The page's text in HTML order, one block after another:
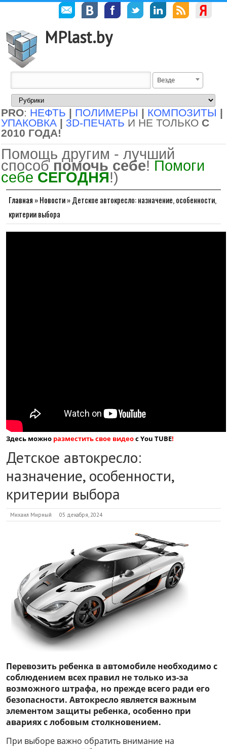
MPlast.by
Везде
PRO: НЕФТЬ | ПОЛИМЕРЫ | КОМПОЗИТЫ |
УПАКОВКА | 3D-ПЕЧАТЬ И НЕ ТОЛЬКО С
2010 ГОДА!
Помощь другим - лучший
способ помочь себе! Помоги
себе СЕГОДНЯ!)
Главная »Новости»Детское автокресло: назначение, особенности,
критерии выбора
Здесь можно разместить свое видеос You TUBE!
Детское автокресло:
назначение, особенности,
критерии выбора
Михаил Мирный 05 декабря, 2024
Перевозить ребенка в автомобиле необходимо с
соблюдением всех правил не только из-за
возможного штрафа, но прежде всего ради его
безопасности. Автокресло является важным
элементом защиты ребенка, особенно при
авариях с лобовым столкновением.
При выборе важно обратить внимание на